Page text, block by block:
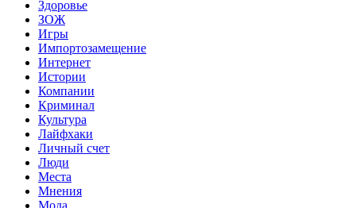
Здоровье
ЗОЖ
Игры
Импортозамещение
Интернет
Истории
Компании
Криминал
Культура
Лайфхаки
Личный счет
Люди
Места
Мнения